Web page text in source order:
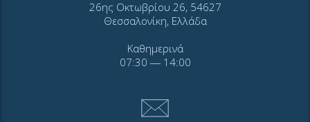
26ης Οκτωβρίου 26, 54627
Θεσσαλονίκη, Ελλάδα
Καθημερινά
07:30 ― 14:00